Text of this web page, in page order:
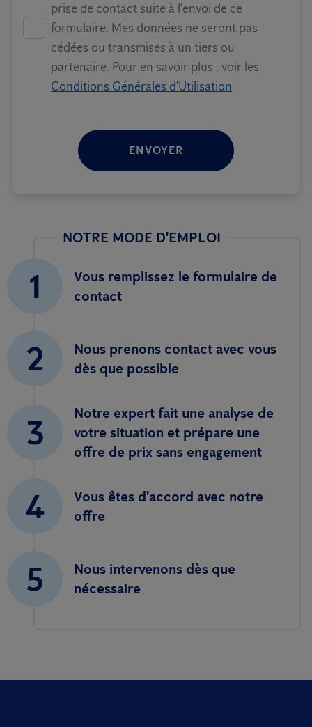
prise de contact suite à l'envoi de ce
formulaire. Mes données ne seront pas
cédées ou transmises à un tiers ou
partenaire. Pour en savoir plus : voir les
Conditions Générales d'Utilisation
ENVOYER
NOTRE MODE D'EMPLOI
1
Vous remplissez le formulaire de
contact
2
Nous prenons contact avec vous
dès que possible
3
Notre expert fait une analyse de
votre situation et prépare une
offre de prix sans engagement
4
Vous êtes d'accord avec notre
offre
5
Nous intervenons dès que
nécessaire